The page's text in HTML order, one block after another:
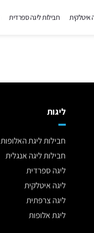
איטלקית חבילות ליגה ספרדית
ליגות
חבילות ליגת האלופות
חבילות ליגה אנגלית
ליגה ספרדית
ליגה איטלקית
ליגה צרפתית
ליגת אלופות